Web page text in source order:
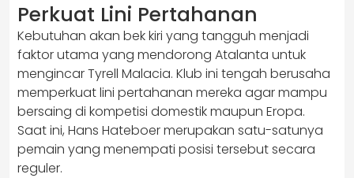
Perkuat Lini Pertahanan
Kebutuhan akan bek kiri yang tangguh menjadi
faktor utama yang mendorong Atalanta untuk
mengincar Tyrell Malacia. Klub ini tengah berusaha
memperkuat lini pertahanan mereka agar mampu
bersaing di kompetisi domestik maupun Eropa.
Saat ini, Hans Hateboer merupakan satu-satunya
pemain yang menempati posisi tersebut secara
reguler.